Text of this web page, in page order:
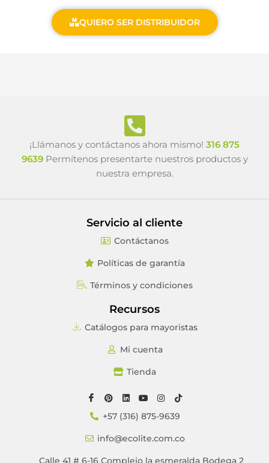
QUIERO SER DISTRIBUIDOR
¡Llámanos y contáctanos ahora mismo! 316 875
9639Permítenos presentarte nuestros productos y
nuestra empresa.
Servicio al cliente
Contáctanos
Políticas de garantía
Términos y condiciones
Recursos
Catálogos para mayoristas
Mi cuenta
Tienda
+57 (316) 875-9639
info@ecolite.com.co